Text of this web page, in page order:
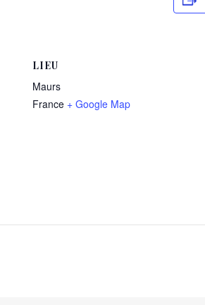
LIEU
Maurs
France + Google Map